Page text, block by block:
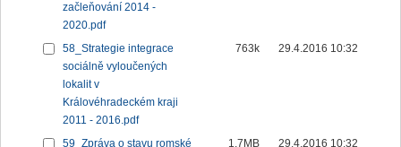
začleňování 2014 -
2020.pdf
58_Strategie integrace
sociálně vyloučených
lokalit v
Královéhradeckém kraji
2011 - 2016.pdf
763k 29.4.2016 10:32
59_Zpráva o stavu romské
1,7MB 29.4.2016 10:32